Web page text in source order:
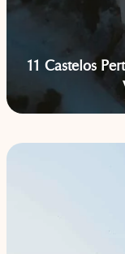
11 Castelos